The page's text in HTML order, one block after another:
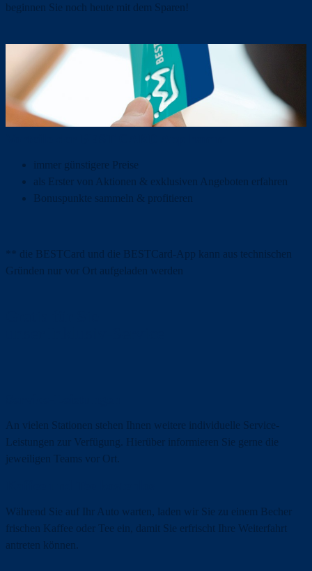
beginnen Sie noch heute mit dem Sparen!
immer günstigere Preise
als Erster von Aktionen & exklusiven Angeboten erfahren
Bonuspunkte sammeln & profitieren
** die BESTCard und die BESTCard-App kann aus technischen
Gründen nur vor Ort aufgeladen werden
An vielen Stationen stehen Ihnen weitere individuelle Service-
Leistungen zur Verfügung. Hierüber informieren Sie gerne die
jeweiligen Teams vor Ort.
Während Sie auf Ihr Auto warten, laden wir Sie zu einem Becher
frischen Kaffee oder Tee ein, damit Sie erfrischt Ihre Weiterfahrt
antreten können.